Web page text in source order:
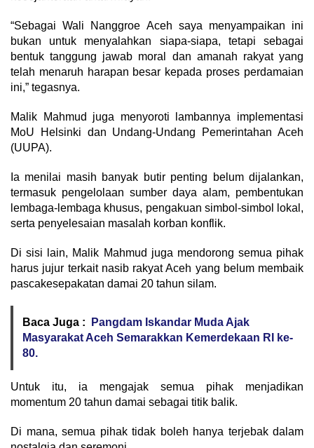
“Sebagai Wali Nanggroe Aceh saya menyampaikan ini
bukan untuk menyalahkan siapa-siapa, tetapi sebagai
bentuk tanggung jawab moral dan amanah rakyat yang
telah menaruh harapan besar kepada proses perdamaian
ini,” tegasnya.
Malik Mahmud juga menyoroti lambannya implementasi
MoU Helsinki dan Undang-Undang Pemerintahan Aceh
(UUPA).
Ia menilai masih banyak butir penting belum dijalankan,
termasuk pengelolaan sumber daya alam, pembentukan
lembaga-lembaga khusus, pengakuan simbol-simbol lokal,
serta penyelesaian masalah korban konflik.
Di sisi lain, Malik Mahmud juga mendorong semua pihak
harus jujur terkait nasib rakyat Aceh yang belum membaik
pascakesepakatan damai 20 tahun silam.
Baca Juga :
Pangdam Iskandar Muda Ajak
Masyarakat Aceh Semarakkan Kemerdekaan RI ke-
80.
Untuk itu, ia mengajak semua pihak menjadikan
momentum 20 tahun damai sebagai titik balik.
Di mana, semua pihak tidak boleh hanya terjebak dalam